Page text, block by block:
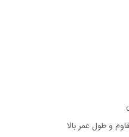
و طول عمر بالا